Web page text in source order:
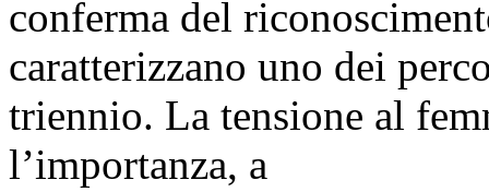
conferma del
caratterizzano uno dei
triennio. La tensione al
l’importanza, a